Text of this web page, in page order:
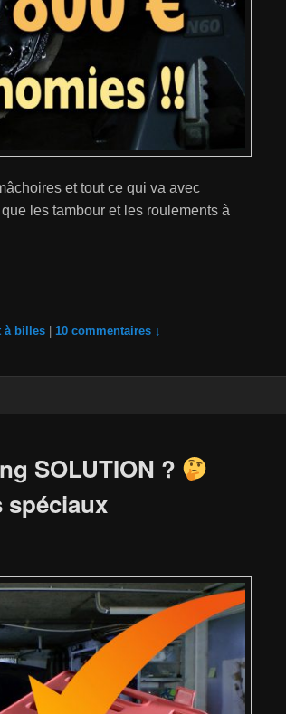
et tout ce qui va avec
les tambour et les roulements à
à billes 10 commentaires ↓
SOLUTION ?